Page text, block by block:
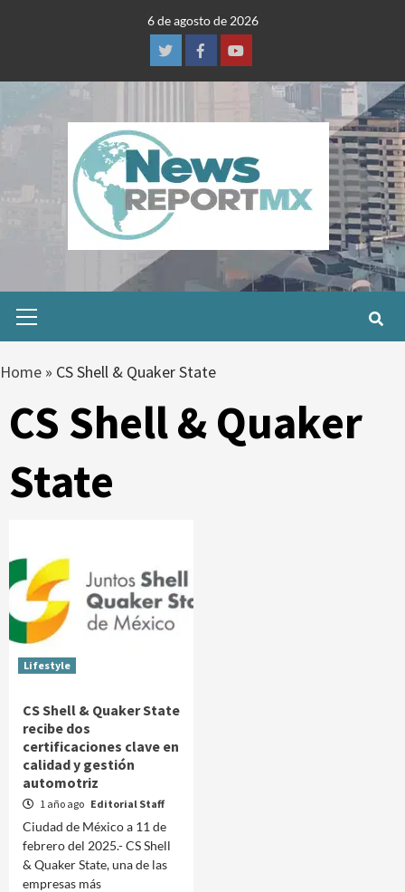
6 de agosto de 2026
TwitterFacebookYoutube
Menu
Home » CS Shell & Quaker State
CS Shell & Quaker
State
Lifestyle
CS Shell & Quaker State
recibe dos
certificaciones clave en
calidad y gestión
automotriz
1 año ago Editorial Staff
Ciudad de México a 11 de
febrero del 2025.- CS Shell
& Quaker State, una de las
empresas más